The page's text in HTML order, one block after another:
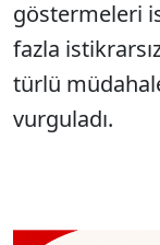
göstermeleri
fazla
türlü
vurguladı.